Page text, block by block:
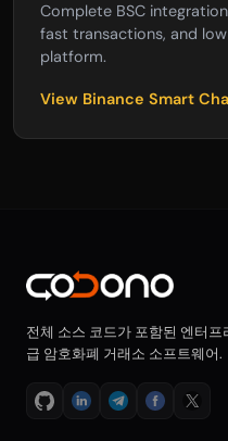
Complete BSC
fast transactions, and
platform.
View Binance Smart
전체 소스 코드가 포함된 엔터프
급 암호화폐 거래소 소프트웨어.